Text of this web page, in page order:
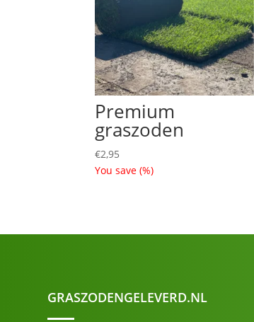
Premium
graszoden
€2,95
You save(%)
GRASZODENGELEVERD.NL